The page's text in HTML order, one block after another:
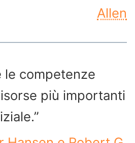
Allen
le competenze
più importanti